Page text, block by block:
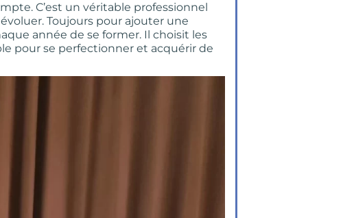
C’est un véritable professionnel
Toujours pour ajouter une
année de se former. Il choisit les
pour se perfectionner et acquérir de